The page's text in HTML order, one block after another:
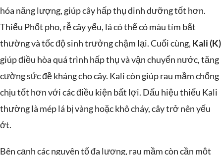
hóa năng lượng, giúp cây hấp thụ dinh dưỡng tốt hơn.
Thiếu Phốt pho, rễ cây yếu, lá có thể có màu tím bất
thường và tốc độ sinh trưởng chậm lại. Cuối cùng, Kali (K)
giúp điều hòa quá trình hấp thụ và vận chuyển nước, tăng
cường sức đề kháng cho cây. Kali còn giúp rau mầm chống
chịu tốt hơn với các điều kiện bất lợi. Dấu hiệu thiếu Kali
thường là mép lá bị vàng hoặc khô cháy, cây trở nên yếu
ớt.
Bên cạnh các nguyên tố đa lượng, rau mầm còn cần một